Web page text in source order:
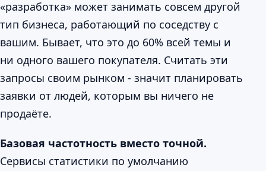
«разработка» может занимать совсем другой
тип бизнеса, работающий по соседству с
вашим. Бывает, что это до 60% всей темы и
ни одного вашего покупателя. Считать эти
запросы своим рынком - значит планировать
заявки от людей, которым вы ничего не
продаёте.
Базовая частотность вместо точной.
Сервисы статистики по умолчанию